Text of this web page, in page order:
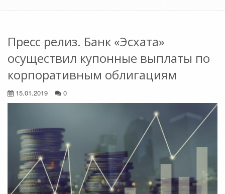
Пресс релиз. Банк «Эсхата»
осуществил купонные выплаты по
корпоративным облигациям
15.01.2019 0